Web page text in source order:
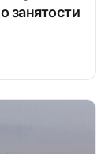
занятости